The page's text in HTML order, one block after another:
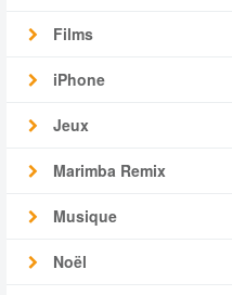
Films
iPhone
Jeux
Marimba Remix
Musique
Noël